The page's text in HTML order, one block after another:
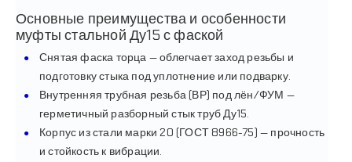
Основные преимущества и особенности
муфты стальной Ду15 с фаской
Снятая фаска торца — облегчает заход резьбы и
подготовку стыка под уплотнение или подварку.
Внутренняя трубная резьба (ВР) под лён/ФУМ —
герметичный разборный стык труб Ду15.
Корпус из стали марки 20 (ГОСТ 8966-75) — прочность
и стойкость к вибрации.